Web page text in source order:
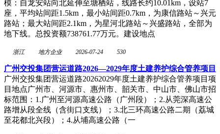
模：自龙安站向北延伸至塘栖站，线路长约10.01km，设站7
座，平均站间距1.5km，最小站间距0.7km，为康信路站～兴元
路站；最大站间距2.1km，为星河北路站～兴盛路站，全部为
地下线。总投资额738761.77万元。建设地点
浙江 地方企业 2026-07-24 530
广州交投集团营运道路2026—2029年度土建养护综合管养项目
广州交投集团营运道路20262029年度土建养护综合管养项目项
目地点广州市、河源市、惠州市、韶关市、中山市、佛山市招
标范围：1.广州至河源高速公路（广州段）；2.从莞深高速公
路增从段全线（含街口支线）；3.北三环高速公路二期（荔城
至花都北兴段）；4.从埔高速公路（一